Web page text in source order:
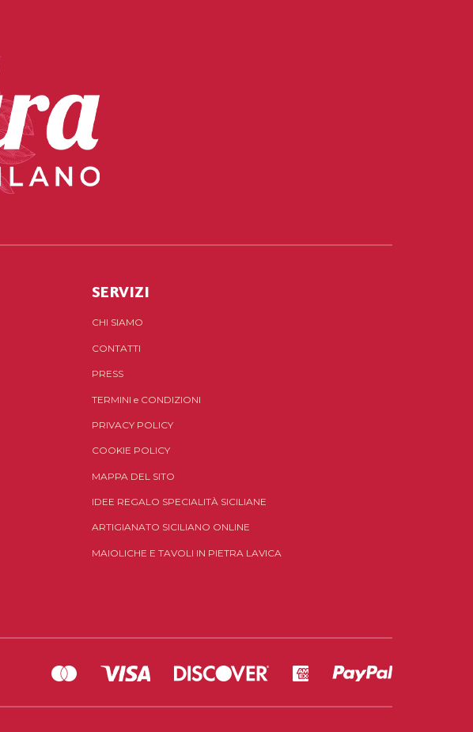
SERVIZI
CHI SIAMO
CONTATTI
PRESS
TERMINI eCONDIZIONI
PRIVACY POLICY
COOKIE POLICY
MAPPA DEL SITO
IDEE REGALO SPECIALITÀ SICILIANE
ARTIGIANATO SICILIANO ONLINE
MAIOLICHE E TAVOLI IN PIETRA LAVICA